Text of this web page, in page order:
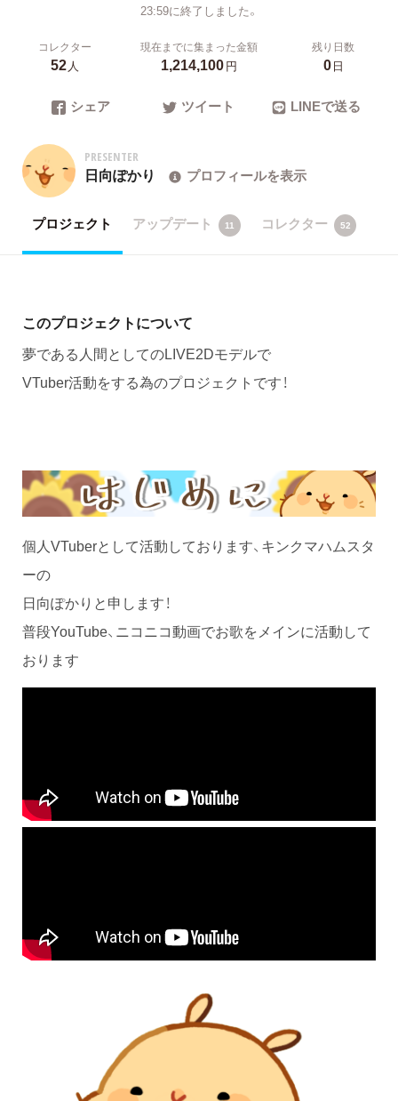
23:59に終了しました。
コレクター
52人
現在までに集まった金額
1,214,100円
残り日数
0日
シェア ツイート LINEで送る
PRESENTER
日向ぽかり プロフィールを表示
プロジェクト アップデート 11 コレクター 52
このプロジェクトについて
夢である人間としてのLIVE2Dモデルで​
VTuber活動をする為のプロジェクトです！
個人VTuberとして活動しております、キンクマハムスタ
ーの
日向ぽかりと申します！
普段YouTube、ニコニコ動画でお歌をメインに活動して
おります